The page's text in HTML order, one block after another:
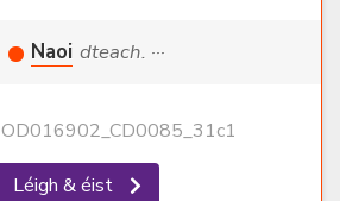
Naoi dteach. ···
OD016902_CD0085_31c1
Léigh & éist